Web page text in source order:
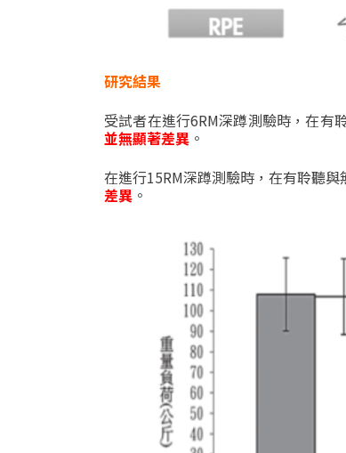
研究結果
受試者在進行6RM深蹲測驗時，在有
並無顯著差異 。
在進行15RM深蹲測驗時，在有聆聽
差異 。